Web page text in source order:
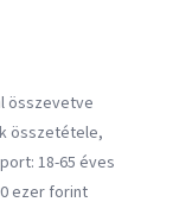
összevetve
összetétele,
18-65 éves
ezer forint